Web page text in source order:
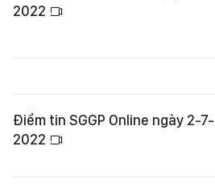
2022
Điểm tin SGGP Online ngày 2-7-
2022